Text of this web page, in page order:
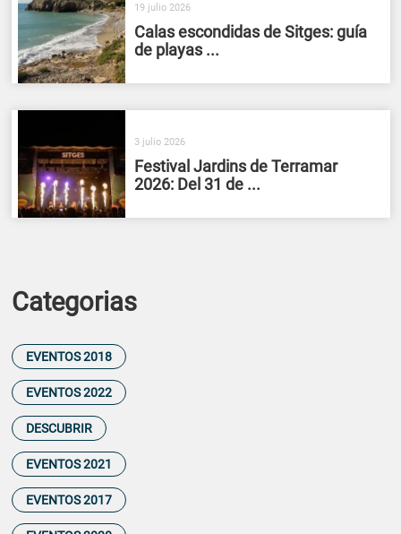
19 julio 2026
Calas escondidas de Sitges: guía
de playas ...
3 julio 2026
Festival Jardins de Terramar
2026: Del 31 de ...
Categorias
EVENTOS 2018
EVENTOS 2022
DESCUBRIR
EVENTOS 2021
EVENTOS 2017